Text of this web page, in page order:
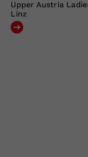
Upper Austria
Linz